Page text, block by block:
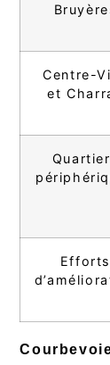
Centre-
et
Efforts